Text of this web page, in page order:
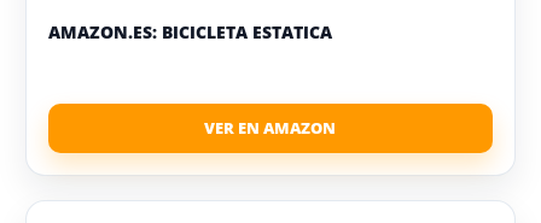
AMAZON.ES: BICICLETA ESTATICA